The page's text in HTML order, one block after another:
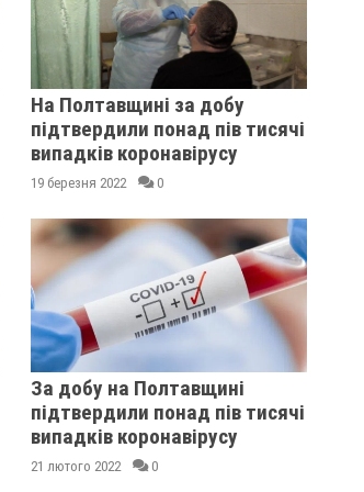
На Полтавщині за добу
підтвердили понад пів тисячі
випадків коронавірусу
19 березня 2022 0
За добу на Полтавщині
підтвердили понад пів тисячі
випадків коронавірусу
21 лютого 2022 0